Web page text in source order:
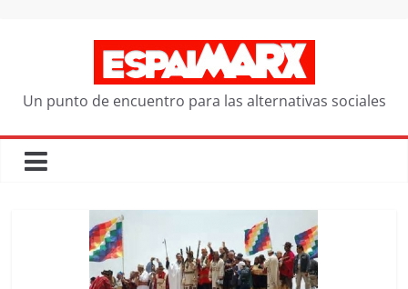
Un punto de encuentro para las alternativas sociales